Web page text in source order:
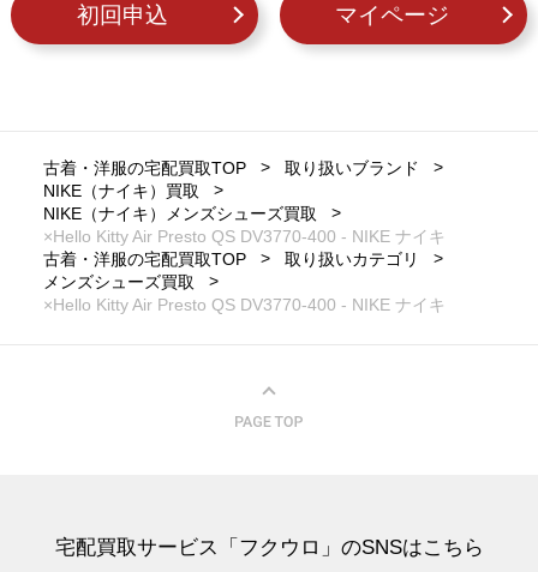
初回申込 マイページ
古着・洋服の宅配買取TOP
取り扱いブランド
NIKE（ナイキ）買取
NIKE（ナイキ）メンズシューズ買取
×Hello Kitty Air Presto QS DV3770-400 - NIKE ナイキ
古着・洋服の宅配買取TOP
取り扱いカテゴリ
メンズシューズ買取
×Hello Kitty Air Presto QS DV3770-400 - NIKE ナイキ
宅配買取サービス「フクウロ」のSNSはこちら